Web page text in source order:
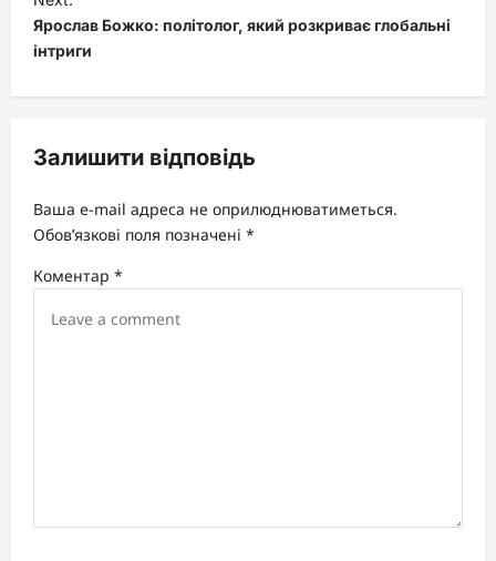
n
a
v
g
a
t
i
Ярослав Божко: політолог, який розкриває глобальні
інтриги
Залишити відповідь
Ваша e-mail адреса не оприлюднюватиметься.
Обов’язкові поля позначені *
Коментар *